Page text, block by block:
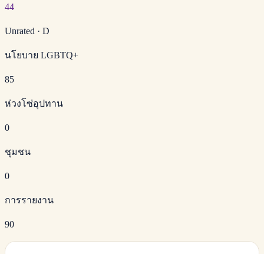
44
Unrated · D
นโยบาย LGBTQ+
85
ห่วงโซ่อุปทาน
0
ชุมชน
0
การรายงาน
90